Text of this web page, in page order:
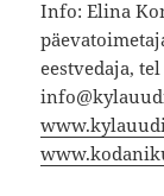
Info: Elina
eestvedaja, tel